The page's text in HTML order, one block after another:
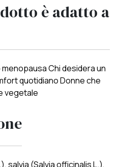
è adatto a
Chi desidera un
quotidiano Donne che
vegetale
salvia (Salvia officinalis L.),